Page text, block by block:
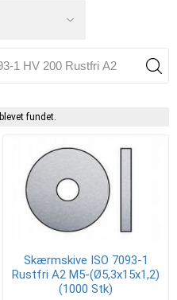
fundet.
Skærmskive ISO 7093-1
Rustfri A2 M5-(Ø5,3x15x1,2)
(1000 Stk)